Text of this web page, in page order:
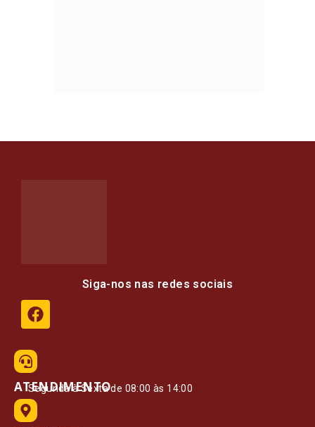
Siga-nos nas redes sociais
ATENDIMENTO
Segunda à Sexta de 08:00 às 14:00